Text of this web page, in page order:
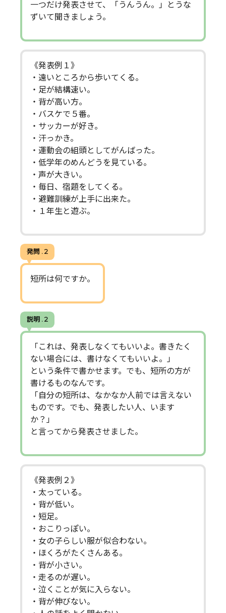
一つだけ発表させて、「うんうん。」とうな
ずいて聞きましょう。
《発表例１》
・遠いところから歩いてくる。
・足が結構速い。
・背が高い方。
・バスケで５番。
・サッカーが好き。
・汗っかき。
・運動会の組頭としてがんばった。
・低学年のめんどうを見ている。
・声が大きい。
・毎日、宿題をしてくる。
・避難訓練が上手に出来た。
・１年生と遊ぶ。
発問 . 2
短所は何ですか。
説明 . 2
「これは、発表しなくてもいいよ。書きたく
ない場合には、書けなくてもいいよ。」
という条件で書かせます。でも、短所の方が
書けるものなんです。
「自分の短所は、なかなか人前では言えない
ものです。でも、発表したい人、います
か？」
と言ってから発表させました。
《発表例２》
・太っている。
・背が低い。
・短足。
・おこりっぽい。
・女の子らしい服が似合わない。
・ほくろがたくさんある。
・背が小さい。
・走るのが遅い。
・泣くことが気に入らない。
・背が伸びない。